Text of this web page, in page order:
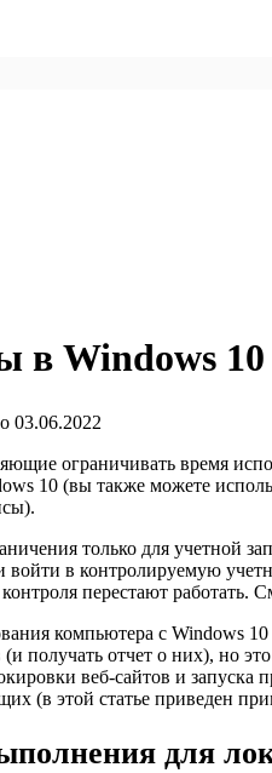
в Windows 10
03.06.2022
ограничивать время
10 (вы также можете
только для учетной
войти в контролируемую
перестают работать.
компьютера с Windows
отчет о них), но
веб-сайтов и
(в этой статье приведен
для